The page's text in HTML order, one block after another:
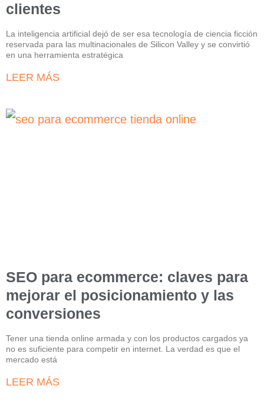
clientes
La inteligencia artificial dejó de ser esa tecnología de ciencia ficción
reservada para las multinacionales de Silicon Valley y se convirtió
en una herramienta estratégica
LEER MÁS
SEO para ecommerce: claves para
mejorar el posicionamiento y las
conversiones
Tener una tienda online armada y con los productos cargados ya
no es suficiente para competir en internet. La verdad es que el
mercado está
LEER MÁS